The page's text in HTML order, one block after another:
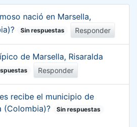
nació en Marsella,
Sin respuestas Responder
de Marsella, Risaralda
Responder
recibe el municipio de
(Colombia)?
Sin respuestas